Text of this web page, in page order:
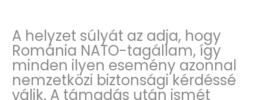
A helyzet súlyát az adja, hogy
Románia NATO-tagállam, így
minden ilyen esemény azonnal
nemzetközi biztonsági kérdéssé
válik. A támadás után ismét